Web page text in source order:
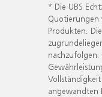
* Die UBS
Quotierungen
Produkten.
angewandten